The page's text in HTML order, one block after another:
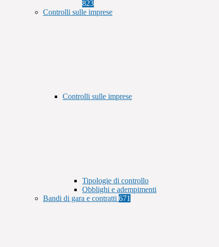
823
Controlli sulle imprese
Controlli sulle imprese
Tipologie di controllo
Obblighi e adempimenti
Bandi di gara e contratti 671